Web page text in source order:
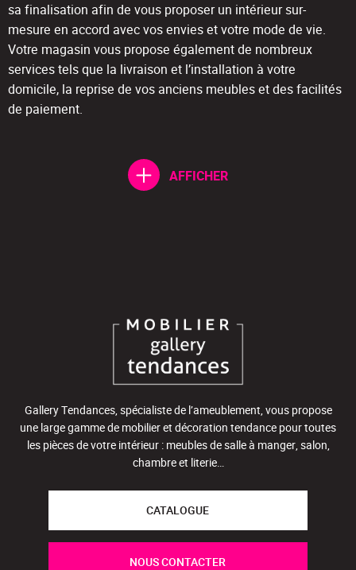
sa finalisation afin de vous proposer un intérieur sur-
mesure en accord avec vos envies et votre mode de vie.
Votre magasin vous propose également de nombreux
services tels que la livraison et l’installation à votre
domicile, la reprise de vos anciens meubles et des facilités
de paiement.
AFFICHER
Gallery Tendances, spécialiste de l’ameublement, vous propose
une large gamme de mobilier et décoration tendance pour toutes
les pièces de votre intérieur : meubles de salle à manger, salon,
chambre et literie…
CATALOGUE
NOUS CONTACTER